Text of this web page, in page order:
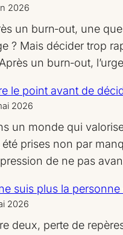
2026
un burn‑out, une
? Mais décider trop
un burn‑out,
le point avant de
2026
un monde qui
été prises non par
de ne pas
suis plus la personne
2026
deux, perte de